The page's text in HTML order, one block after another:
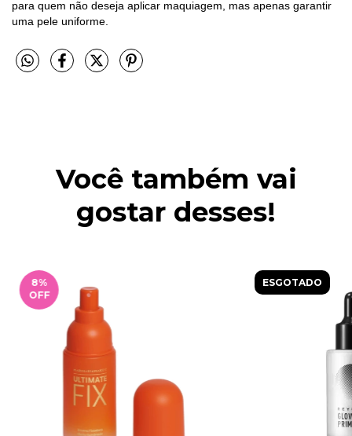
para quem não deseja aplicar maquiagem, mas apenas garantir
uma pele uniforme.
Você também vai
gostar desses!
8%
OFF
ESGOTADO